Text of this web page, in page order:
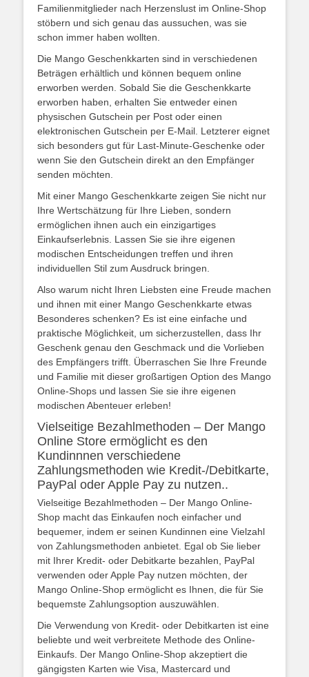
Familienmitglieder nach Herzenslust im Online-Shop
stöbern und sich genau das aussuchen, was sie
schon immer haben wollten.
Die Mango Geschenkkarten sind in verschiedenen
Beträgen erhältlich und können bequem online
erworben werden. Sobald Sie die Geschenkkarte
erworben haben, erhalten Sie entweder einen
physischen Gutschein per Post oder einen
elektronischen Gutschein per E-Mail. Letzterer eignet
sich besonders gut für Last-Minute-Geschenke oder
wenn Sie den Gutschein direkt an den Empfänger
senden möchten.
Mit einer Mango Geschenkkarte zeigen Sie nicht nur
Ihre Wertschätzung für Ihre Lieben, sondern
ermöglichen ihnen auch ein einzigartiges
Einkaufserlebnis. Lassen Sie sie ihre eigenen
modischen Entscheidungen treffen und ihren
individuellen Stil zum Ausdruck bringen.
Also warum nicht Ihren Liebsten eine Freude machen
und ihnen mit einer Mango Geschenkkarte etwas
Besonderes schenken? Es ist eine einfache und
praktische Möglichkeit, um sicherzustellen, dass Ihr
Geschenk genau den Geschmack und die Vorlieben
des Empfängers trifft. Überraschen Sie Ihre Freunde
und Familie mit dieser großartigen Option des Mango
Online-Shops und lassen Sie sie ihre eigenen
modischen Abenteuer erleben!
Vielseitige Bezahlmethoden – Der Mango
Online Store ermöglicht es den
Kundinnnen verschiedene
Zahlungsmethoden wie Kredit-/Debitkarte,
PayPal oder Apple Pay zu nutzen..
Vielseitige Bezahlmethoden – Der Mango Online-
Shop macht das Einkaufen noch einfacher und
bequemer, indem er seinen Kundinnen eine Vielzahl
von Zahlungsmethoden anbietet. Egal ob Sie lieber
mit Ihrer Kredit- oder Debitkarte bezahlen, PayPal
verwenden oder Apple Pay nutzen möchten, der
Mango Online-Shop ermöglicht es Ihnen, die für Sie
bequemste Zahlungsoption auszuwählen.
Die Verwendung von Kredit- oder Debitkarten ist eine
beliebte und weit verbreitete Methode des Online-
Einkaufs. Der Mango Online-Shop akzeptiert die
gängigsten Karten wie Visa, Mastercard und